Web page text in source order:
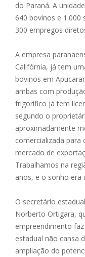
do Paraná. A
640 bovinos e 1.000
300 empregos
A empresa
Califórnia, já tem
bovinos em
ambas com
frigorífico já tem
segundo o
aproximadamente
comercializada para
mercado de
Trabalhamos na
anos, e o sonho era
O secretário
Norberto Ortigara,
empreendimento
estadual não cansa
ampliação do